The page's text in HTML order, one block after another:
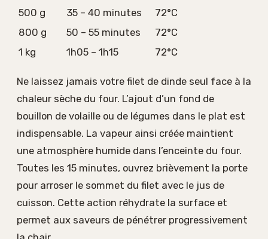
500 g
35 – 40 minutes
72°C
800 g
50 – 55 minutes
72°C
1 kg
1h05 – 1h15 72°C
Ne laissez jamais votre filet de dinde seul face à la
chaleur sèche du four. L’ajout d’un fond de
bouillon de volaille ou de légumes dans le plat est
indispensable. La vapeur ainsi créée maintient
une atmosphère humide dans l’enceinte du four.
Toutes les 15 minutes, ouvrez brièvement la porte
pour arroser le sommet du filet avec le jus de
cuisson. Cette action réhydrate la surface et
permet aux saveurs de pénétrer progressivement